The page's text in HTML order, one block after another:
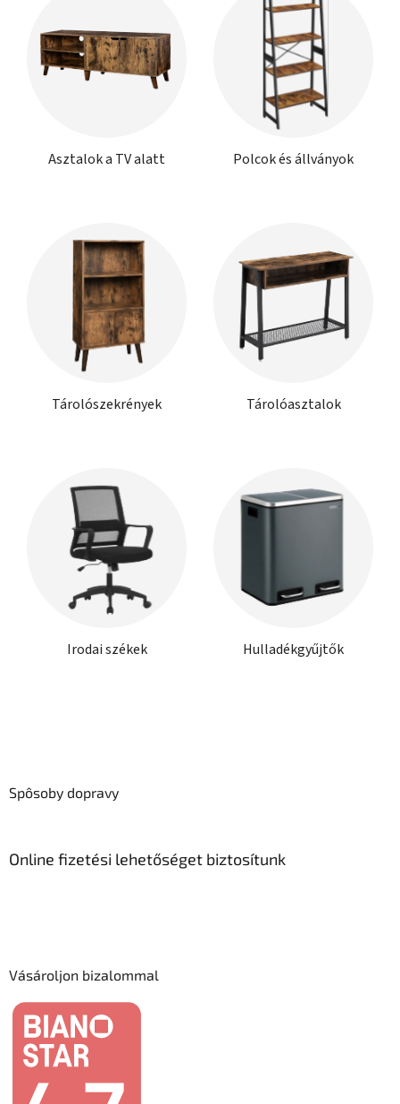
Asztalok a TV alatt Polcok és állványok
Tárolószekrények Tárolóasztalok
Irodai székek Hulladékgyűjtők
Spôsoby dopravy
Online fizetési lehetőséget biztosítunk
Vásároljon bizalommal